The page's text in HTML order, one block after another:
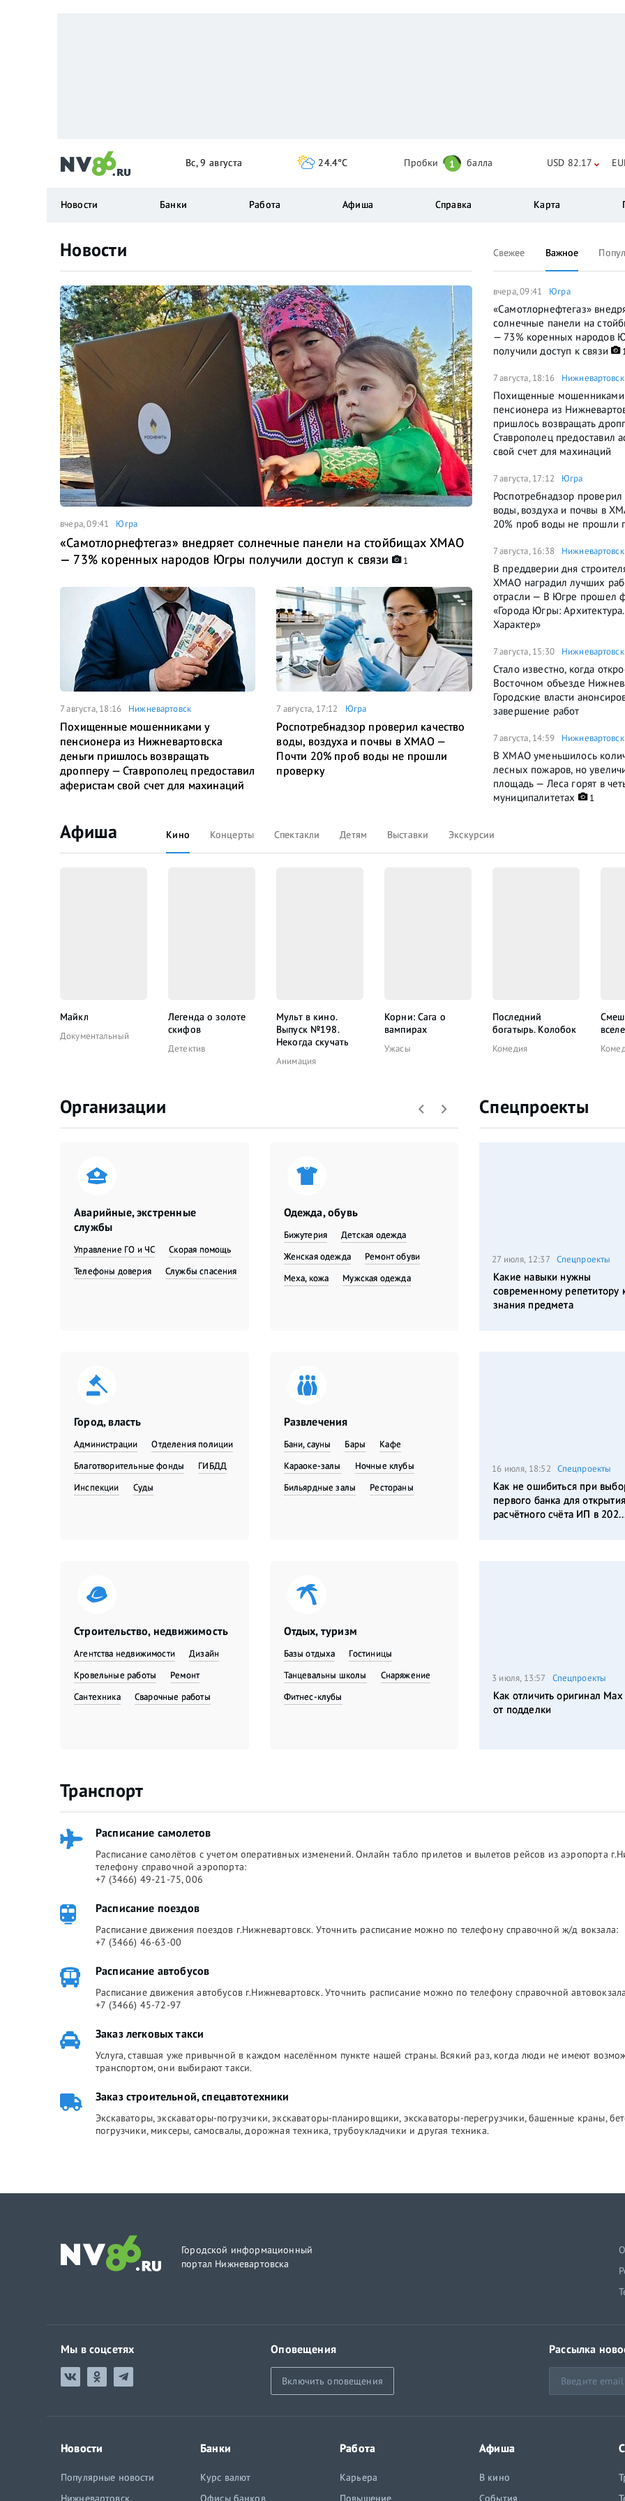
Новости
вчера, 09:41 Югра
«Самотлорнефтегаз» внедряет солнечные панели на стойбищах ХМАО
— 73% коренных народов Югры получили доступ к связи
1
7 августа, 18:16 Нижневартовск
Похищенные мошенниками у
пенсионера из Нижневартовска
деньги пришлось возвращать
дропперу — Ставрополец предоставил
аферистам свой счет для махинаций
7 августа, 17:12 Югра
Роспотребнадзор проверил качество
воды, воздуха и почвы в ХМАО —
Почти 20% проб воды не прошли
проверку
Свежее Важное
вчера, 09:41 Югра
«Самотлорнефтегаз»
солнечные панели на
— 73% коренных народов
получили доступ к связи
7 августа, 18:16 Нижневартовск
Похищенные
пенсионера из
пришлось возвращать
Ставрополец предоставил
свой счет для махинаций
7 августа, 17:12 Югра
Роспотребнадзор проверил
воды, воздуха и почвы в
20% проб воды не прошли
7 августа, 16:38 Нижневартовск
В преддверии дня
ХМАО наградил лучших
отрасли — В Югре прошел
«Города Югры:
Характер»
7 августа, 15:30 Нижневартовск
Стало известно, когда
Восточном объезде
Городские власти
завершение работ
7 августа, 14:59 Нижневартовск
В ХМАО уменьшилось
лесных пожаров, но
площадь — Леса горят в
муниципалитетах
1
Афиша Кино Концерты Спектакли Детям Выставки Экскурсии
Майкл
Документальный
Легенда о золоте
скифов
Детектив
Мульт в кино.
Выпуск №198.
Некогда скучать
Анимация
Корни: Сага о
вампирах
Ужасы
Последний
богатырь. Колобок
Комедия
Организации
Аварийные, экстренные
службы
Управление ГО и ЧС
Скорая помощь
Телефоны доверия
Службы спасения
Город, власть
Администрации
Отделения полиции
Благотворительные фонды
ГИБДД
Инспекции
Суды
Строительство, недвижимость
Агентства недвижимости
Дизайн
Кровельные работы
Ремонт
Сантехника
Сварочные работы
Одежда, обувь
Бижутерия
Детская одежда
Женская одежда
​Ремонт обуви
Меха, кожа
Мужская одежда
Развлечения
Бани, сауны Бары
Кафе
Караоке-залы
Ночные клубы
Бильярдные залы
Рестораны
Отдых, туризм
Базы отдыха
Гостиницы
Танцевальны школы
Снаряжение
Фитнес-клубы
Спецпроекты
27 июля, 12:37 Спецпроекты
Какие навыки нужны
современному репетитору
знания предмета
16 июля, 18:52 Спецпроекты
Как не ошибиться при
первого банка для открытия
расчётного счёта ИП в
3 июля, 13:57 Спецпроекты
Как отличить оригинал
от подделки
Транспорт
Расписание самолетов
Расписание самолётов с учетом оперативных изменений. Онлайн табло прилетов и вылетов рейсов из аэропорта
телефону справочной аэропорта:
+7 (3466) 49-21-75, 006
Расписание поездов
Расписание движения поездов г.Нижневартовск. Уточнить расписание можно по телефону справочной ж/д вокзала:
+7 (3466) 46-63-00
Расписание автобусов
Расписание движения автобусов г.Нижневартовск. Уточнить расписание можно по телефону справочной
+7 (3466) 45-72-97
Заказ легковых такси
Услуга, ставшая уже привычной в каждом населённом пункте нашей страны. Всякий раз, когда люди не имеют
транспортом, они выбирают такси.
Заказ строительной, спецавтотехники
Экскаваторы, экскаваторы-погрузчики, экскаваторы-планировщики, экскаваторы-перегрузчики, башенные краны,
погрузчики, миксеры, самосвалы, дорожная техника, трубоукладчики и другая техника.
Вс, 9 августа 24.4°C Пробки 1 балла USD 82.17
Новости Банки Работа Афиша Справка Карта
Городской информационный
портал Нижневартовска
Мы в соцсетях Оповещения
Включить оповещения
Рассылка
Новости
Популярные новости
Нижневартовск
Банки
Курс валют
Офисы банков
Работа
Карьера
Повышение
Афиша
В кино
События